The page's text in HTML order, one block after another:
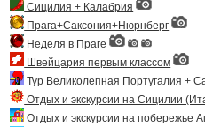
Сицилия + Калабрия
Прага+Саксония+Нюрнберг
Неделя в Праге
Швейцария первым классом
Тур Великолепная Португалия +
Отдых и экскурсии на Сицилии
Отдых и экскурсии на побережье